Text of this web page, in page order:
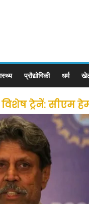
प्रौद्योगिकी धर्म
ट्रेनें: सीएम
जल्द होगी घर
लोगो ने
में खोलने की
मंत्रालय